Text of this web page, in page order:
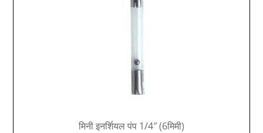
मिनी इनर्शियल पंप 1/4″ (6मिमी)